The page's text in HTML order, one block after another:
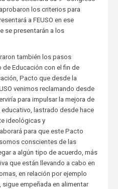
los criterios para
a FEUSO en ese
se presentarán a los
también los pasos
Educación con el fin de
Pacto que desde la
venimos reclamando desde
para impulsar la mejora de
lastrado desde hace
ideológicas y
para que este Pacto
conscientes de las
a algún tipo de acuerdo, más
que están llevando a cabo en
en relación por ejemplo
empeñada en alimentar